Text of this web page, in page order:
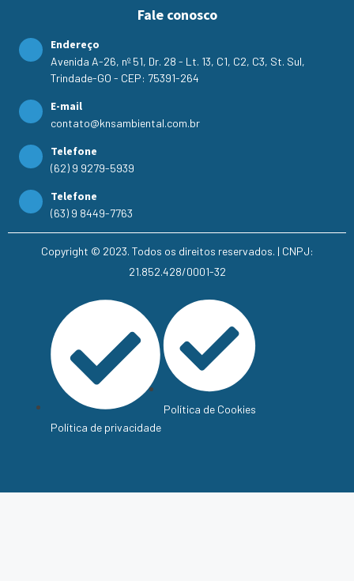
Fale conosco
Endereço
Avenida A-26, nº 51, Dr. 28 - Lt. 13, C1, C2, C3, St. Sul,
Trindade-GO - CEP: 75391-264
E-mail
contato@knsambiental.com.br
Telefone
(62) 9 9279-5939
Telefone
(63) 9 8449-7763
Copyright © 2023. Todos os direitos reservados. | CNPJ:
21.852.428/0001-32
Política de privacidade
Política de Cookies